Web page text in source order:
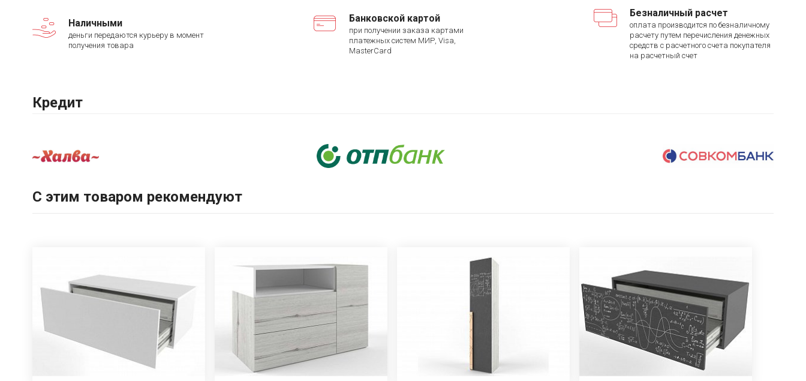
Наличными
деньги передаются курьеру в момент
получения товара
Банковской картой
при получении заказа картами
платежных систем МИР, Visa,
MasterCard
Безналичный расчет
оплата производится по безналичному
расчету путем перечисления денежных
средств с расчетного счета покупателя
на расчетный счет
Кредит
С этим товаром рекомендуют